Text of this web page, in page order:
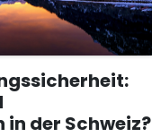
der Schweiz?